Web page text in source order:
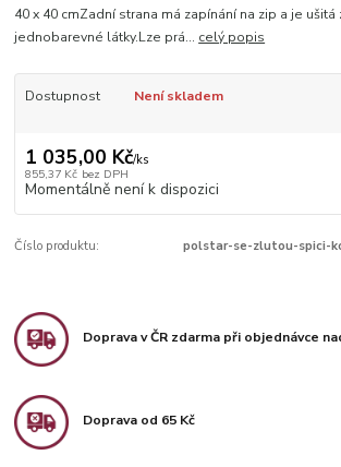
40 x 40 cmZadní strana má zapínání na zip a je ušitá
jednobarevné látky.Lze prá... celý popis
Dostupnost Není skladem
1 035,00 Kč/ks
855,37 Kč bez DPH
Momentálně není k dispozici
Číslo produktu: polstar-se-zlutou-spici-
Doprava v ČR zdarma při objednávce
Doprava od 65 Kč